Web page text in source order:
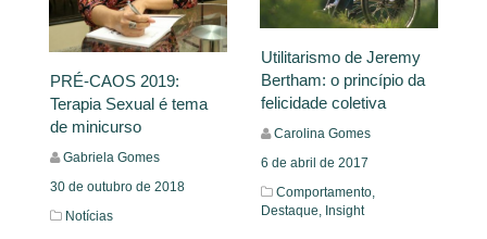
PRÉ-CAOS 2019:
Terapia Sexual é tema
de minicurso
Gabriela Gomes
30 de outubro de 2018
Notícias
Utilitarismo de Jeremy
Bertham: o princípio da
felicidade coletiva
Carolina Gomes
6 de abril de 2017
Comportamento,
Destaque, Insight